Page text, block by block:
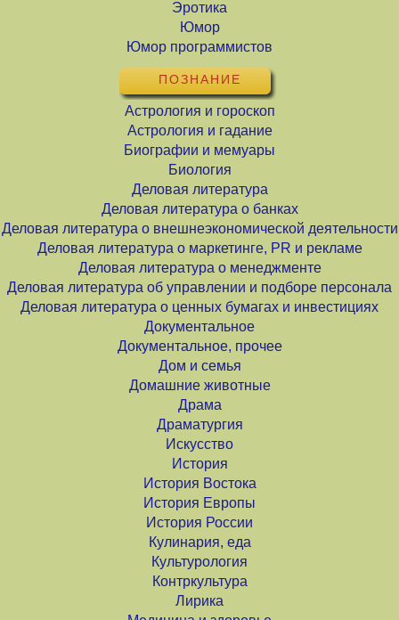
Эротика
Юмор
Юмор программистов
ПОЗНАНИЕ
Астрология и гороскоп
Астрология и гадание
Биографии и мемуары
Биология
Деловая литература
Деловая литература о банках
Деловая литература о внешнеэкономической деятельности
Деловая литература о маркетинге, PR и рекламе
Деловая литература о менеджменте
Деловая литература об управлении и подборе персонала
Деловая литература о ценных бумагах и инвестициях
Документальное
Документальное, прочее
Дом и семья
Домашние животные
Драма
Драматургия
Искусство
История
История Востока
История Европы
История России
Кулинария, еда
Культурология
Контркультура
Лирика